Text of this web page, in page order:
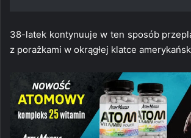
38-latek kontynuuje w ten sposób
z porażkami w okrągłej klatce